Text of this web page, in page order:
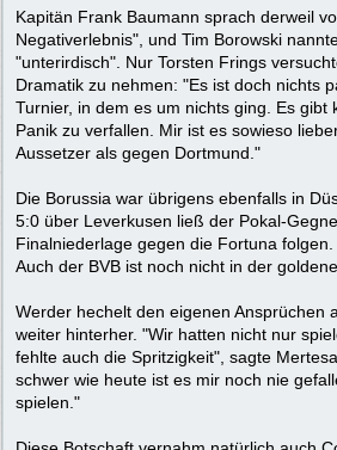
Kapitän Frank Baumann sprach derweil
Negativerlebnis", und Tim Borowski
"unterirdisch". Nur Torsten Frings
Dramatik zu nehmen: "Es ist doch nichts
Turnier, in dem es um nichts ging. Es gibt
Panik zu verfallen. Mir ist es sowieso
Aussetzer als gegen Dortmund."
Die Borussia war übrigens ebenfalls in
5:0 über Leverkusen ließ der Pokal-
Finalniederlage gegen die Fortuna
Auch der BVB ist noch nicht in der
Werder hechelt den eigenen Ansprüchen
weiter hinterher. "Wir hatten nicht nur
fehlte auch die Spritzigkeit", sagte
schwer wie heute ist es mir noch nie
spielen."